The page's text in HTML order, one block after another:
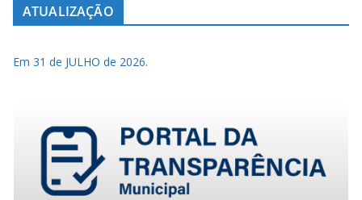
ATUALIZAÇÃO
Em 31 de JULHO de 2026.